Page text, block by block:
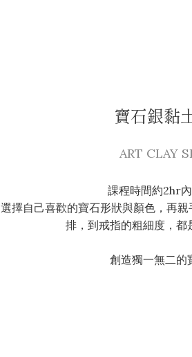
寶石銀黏
ART CLAY
課程時間約2hr內
選擇自己喜歡的寶石形狀與顏色，再
排，到戒指的粗細度，都
創造獨一無二的